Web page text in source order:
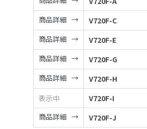
商品詳細
V720F-C
商品詳細
V720F-E
商品詳細
V720F-G
商品詳細
V720F-H
表示中
V720F-I
商品詳細
V720F-J